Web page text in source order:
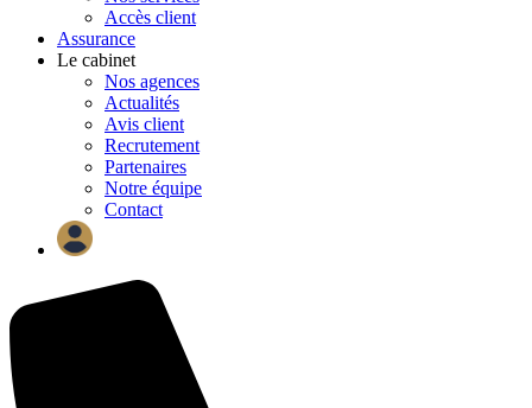
Accès client
Assurance
Le cabinet
Nos agences
Actualités
Avis client
Recrutement
Partenaires
Notre équipe
Contact